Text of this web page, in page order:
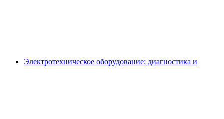
Электротехническое оборудование: диагностика и